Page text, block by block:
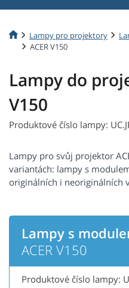
Lampy pro projektory
ACER V150
Lampy do
V150
Produktové číslo lampy:
Lampy pro svůj projektor
variantách: lampy s
originálních i neoriginálních
Lampy s
ACER V150
Produktové číslo lampy: